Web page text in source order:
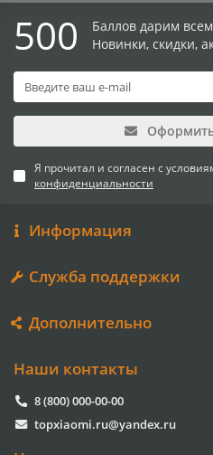
500
Баллов дарим
Новинки, скидки,
Я прочитал и согласен с
конфиденциальности
Информация
Служба поддержки
Дополнительно
Наши контакты
8 (800) 000-00-00
topxiaomi.ru@yandex.ru